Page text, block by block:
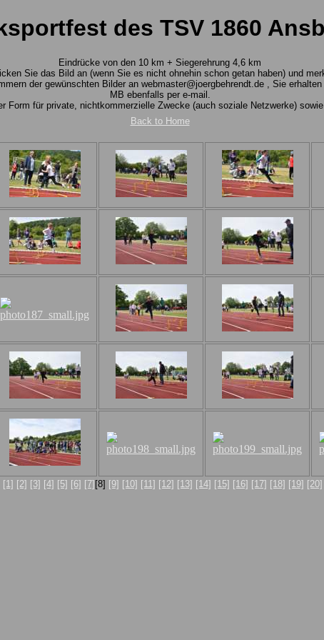
des TSV 1860
Eindrücke von den 10 km + Siegerehrung 4,6 km
Sie das Bild an (wenn Sie es nicht ohnehin schon getan haben) und
der gewünschten Bilder an webmaster@joergbehrendt.de , Sie
MB ebenfalls per e-mail.
Form für private, nichtkommerzielle Zwecke (auch soziale Netzwerke)
Back to Home
[1] [2] [3] [4] [5] [6] [7] [8] [9] [10] [11] [12] [13] [14] [15] [16] [17] [18] [19] [20]